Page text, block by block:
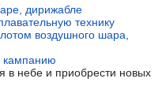
дирижабле
технику
воздушного шара,
кампанию
в небе и приобрести новых